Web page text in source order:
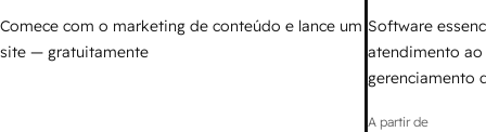
Comece com o marketing de conteúdo e lance um
site — gratuitamente
Software
atendimento
gerenciamento
A partir de